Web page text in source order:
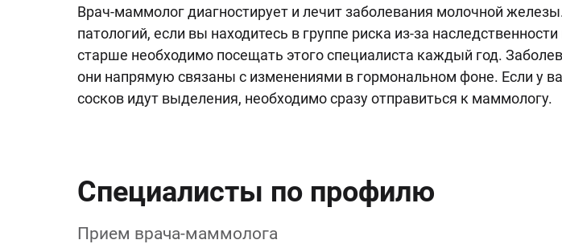
Врач-маммолог диагностирует и лечит заболевания молочной
патологий, если вы находитесь в группе риска из-за
старше необходимо посещать этого специалиста каждый год.
они напрямую связаны с изменениями в гормональном фоне. Если у
сосков идут выделения, необходимо сразу отправиться к маммологу.
Специалисты по профилю
Прием врача-маммолога